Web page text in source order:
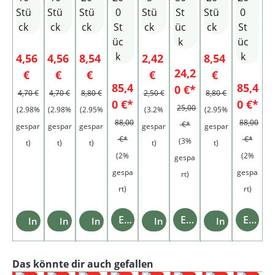
Stü
ck
Verkaufspreis:
4,56
€
Regulärer Preis:
4,70 €
(2.98%
gespar
t)
In den Warenkorb
Stü
ck
Verkaufspreis:
4,56
€
Regulärer Preis:
4,70 €
(2.98%
gespar
t)
In den Warenkorb
Stü
ck
Verkaufspreis:
8,54
€
Regulärer Preis:
8,80 €
(2.95%
gespar
t)
In den Warenkorb
r
Stan
ge
0
St
üc
k
85,4
0 €*
88,00
€*
(2%
gespa
rt)
Einzelheiten
Stü
ck
Verkaufspreis:
2,42
€
Regulärer Preis:
2,50 €
(3.2%
gespar
t)
In den Warenkorb
r
Stan
ge
St
üc
k
24,2
0 €*
25,00
€*
(3%
gespa
rt)
Einzelheiten
Stü
ck
8,54
€
Regulärer Preis:
8,80 €
(2.95%
gespar
t)
In den
Stan
ge
0
St
üc
k
85,4
0 €*
88,00
€*
(2%
gespa
rt)
Einzelheiten
Produktgalerie überspringen
Das könnte dir auch gefallen